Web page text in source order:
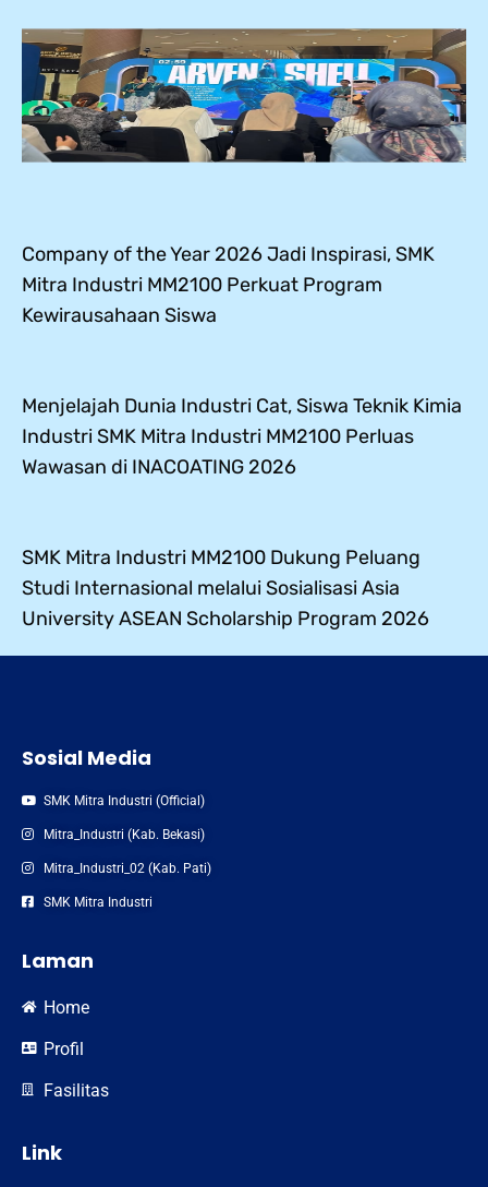
Company of the Year 2026 Jadi Inspirasi, SMK
Mitra Industri MM2100 Perkuat Program
Kewirausahaan Siswa
Menjelajah Dunia Industri Cat, Siswa Teknik Kimia
Industri SMK Mitra Industri MM2100 Perluas
Wawasan di INACOATING 2026
SMK Mitra Industri MM2100 Dukung Peluang
Studi Internasional melalui Sosialisasi Asia
University ASEAN Scholarship Program 2026
Sosial Media
SMK Mitra Industri (Official)
Mitra_Industri (Kab. Bekasi)
Mitra_Industri_02 (Kab. Pati)
SMK Mitra Industri
Laman
Home
Profil
Fasilitas
Link